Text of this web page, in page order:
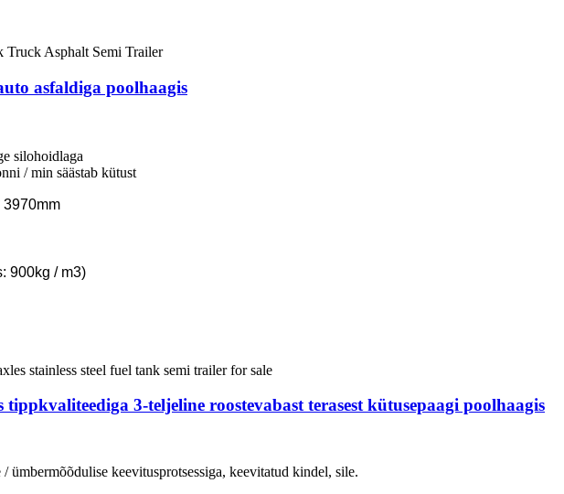
asfaldiga poolhaagis
silohoidlaga
/ min säästab kütust
3970mm
900kg / m3)
3-teljeline roostevabast terasest kütusepaagi poolhaagis
ümbermõõdulise keevitusprotsessiga, keevitatud kindel, sile.